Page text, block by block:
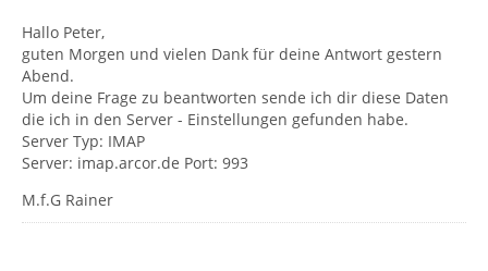
Hallo Peter,
guten Morgen und vielen Dank für deine Antwort gestern
Abend.
Um deine Frage zu beantworten sende ich dir diese Daten
die ich in den Server - Einstellungen gefunden habe.
Server Typ: IMAP
Server: imap.arcor.de Port: 993
M.f.G Rainer